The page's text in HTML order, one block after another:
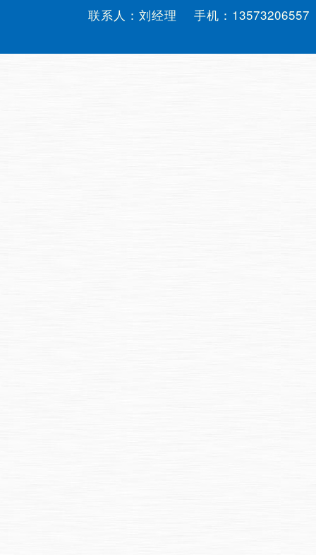
联系人：刘经理 手机： 13573206557